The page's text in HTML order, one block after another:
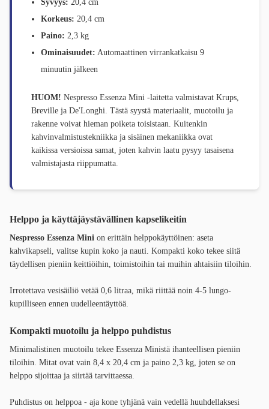
Syvyys: 20,4 cm
Korkeus: 20,4 cm
Paino: 2,3 kg
Ominaisuudet: Automaattinen virrankatkaisu 9
minuutin jälkeen
HUOM! Nespresso Essenza Mini -laitetta valmistavat Krups,
Breville ja De'Longhi. Tästä syystä materiaalit, muotoilu ja
rakenne voivat hieman poiketa toisistaan. Kuitenkin
kahvinvalmistustekniikka ja sisäinen mekaniikka ovat
kaikissa versioissa samat, joten kahvin laatu pysyy tasaisena
valmistajasta riippumatta.
Helppo ja käyttäjäystävällinen kapselikeitin
Nespresso Essenza Mini on erittäin helppokäyttöinen: aseta
kahvikapseli, valitse kupin koko ja nauti. Kompakti koko tekee siitä
täydellisen pieniin keittiöihin, toimistoihin tai muihin ahtaisiin tiloihin.
Irrotettava vesisäiliö vetää 0,6 litraa, mikä riittää noin 4-5 lungo-
kupilliseen ennen uudelleentäyttöä.
Kompakti muotoilu ja helppo puhdistus
Minimalistinen muotoilu tekee Essenza Ministä ihanteellisen pieniin
tiloihin. Mitat ovat vain 8,4 x 20,4 cm ja paino 2,3 kg, joten se on
helppo sijoittaa ja siirtää tarvittaessa.
Puhdistus on helppoa - aja kone tyhjänä vain vedellä huuhdellaksesi